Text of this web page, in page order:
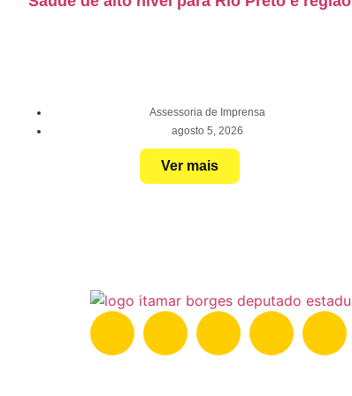
Assessoria de Imprensa
agosto 5, 2026
Ver mais